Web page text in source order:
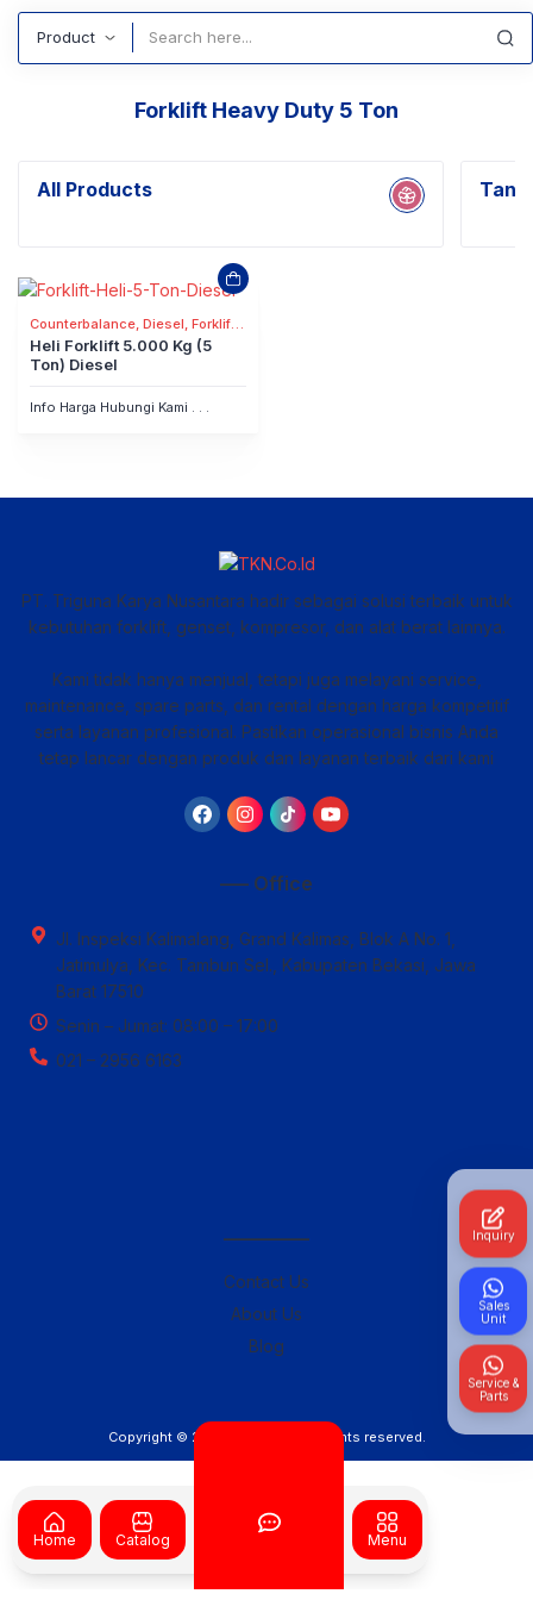
Forklift Heavy Duty 5 Ton
All Products
Counterbalance, Diesel, Forklift
Truck
Heli Forklift 5.000 Kg (5
Ton) Diesel
Info Harga Hubungi Kami . . .
PT. Triguna Karya Nusantara hadir sebagai solusi terbaik untuk
kebutuhan forklift, genset, kompresor, dan alat berat lainnya.
Kami tidak hanya menjual, tetapi juga melayani service,
maintenance, spare parts, dan rental dengan harga kompetitif
serta layanan profesional. Pastikan operasional bisnis Anda
tetap lancar dengan produk dan layanan terbaik dari kami
—– Office
Jl. Inspeksi Kalimalang, Grand Kalimas, Blok A No. 1,
Jatimulya, Kec. Tambun Sel., Kabupaten Bekasi, Jawa
Barat 17510
Senin – Jumat: 08:00 – 17:00
021 – 2956 6163
————–
Contact Us
About Us
Blog
Copyright © 2026 . All rights reserved.
Home Catalog Menu
Inquiry
Sales
Unit
Service &
Parts